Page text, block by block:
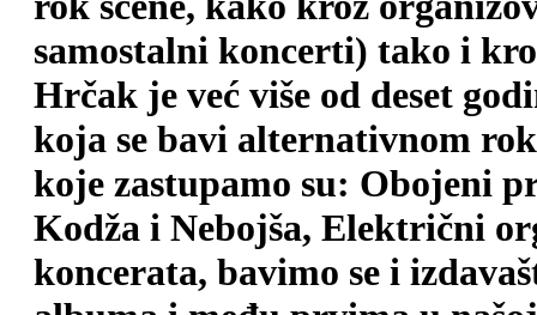
samostalni koncerti) tako i
Hrčak je već više od deset
koja se bavi alternativnom
koje zastupamo su: Obojeni
Kodža i Nebojša, Električni
koncerata, bavimo se i